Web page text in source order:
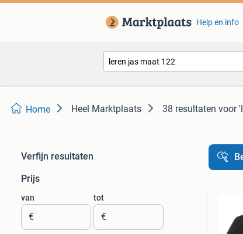
Help en info
Home Heel Marktplaats 38 resultaten voor
Verfijn resultaten
Prijs
van
€
tot
€